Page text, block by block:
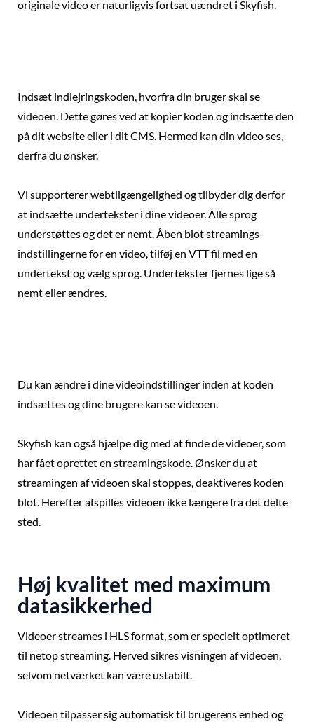
originale video er naturligvis fortsat uændret i Skyfish.
Indsæt indlejringskoden, hvorfra din bruger skal se
videoen. Dette gøres ved at kopier koden og indsætte den
på dit website eller i dit CMS. Hermed kan din video ses,
derfra du ønsker.
Vi supporterer webtilgængelighed og tilbyder dig derfor
at indsætte undertekster i dine videoer. Alle sprog
understøttes og det er nemt. Åben blot streamings-
indstillingerne for en video, tilføj en VTT fil med en
undertekst og vælg sprog. Undertekster fjernes lige så
nemt eller ændres.
Du kan ændre i dine videoindstillinger inden at koden
indsættes og dine brugere kan se videoen.
Skyfish kan også hjælpe dig med at finde de videoer, som
har fået oprettet en streamingskode. Ønsker du at
streamingen af videoen skal stoppes, deaktiveres koden
blot. Herefter afspilles videoen ikke længere fra det delte
sted.
Høj kvalitet med maximum
datasikkerhed
Videoer streames i HLS format, som er specielt optimeret
til netop streaming. Herved sikres visningen af videoen,
selvom netværket kan være ustabilt.
Videoen tilpasser sig automatisk til brugerens enhed og